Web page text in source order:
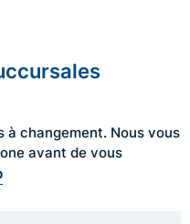
à changement. Nous vous
avant de vous